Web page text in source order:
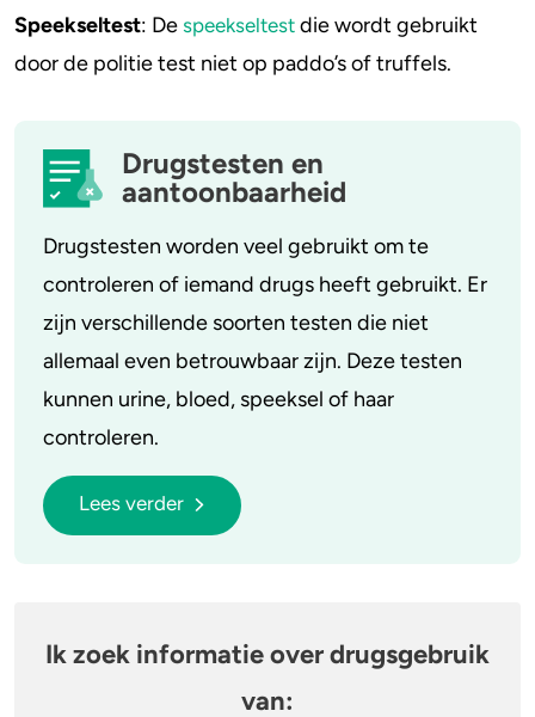
Speekseltest: De speekseltest die wordt gebruikt
door de politie test niet op paddo’s of truffels.
Drugstesten en
aantoonbaarheid
Drugstesten worden veel gebruikt om te
controleren of iemand drugs heeft gebruikt. Er
zijn verschillende soorten testen die niet
allemaal even betrouwbaar zijn. Deze testen
kunnen urine, bloed, speeksel of haar
controleren.
Lees verder
Ik zoek informatie over drugsgebruik
van: